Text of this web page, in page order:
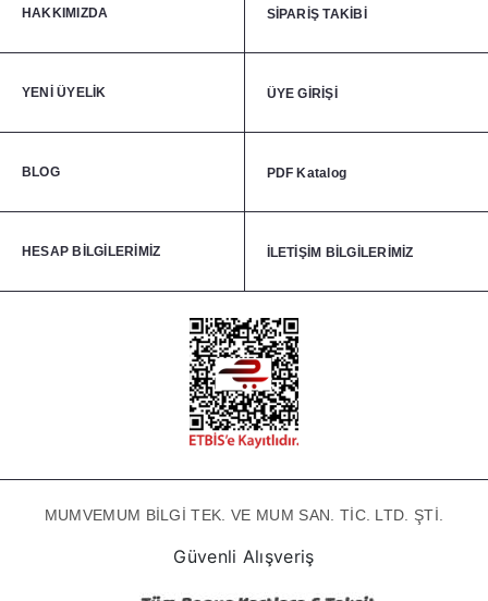
HAKKIMIZDA SİPARİŞ TAKİBİ
YENİ ÜYELİK ÜYE GİRİŞİ
BLOG PDF Katalog
HESAP BİLGİLERİMİZ İLETİŞİM BİLGİLERİMİZ
MUMVEMUM BİLGİ TEK. VE MUM SAN. TİC. LTD. ŞTİ.
Güvenli Alışveriş